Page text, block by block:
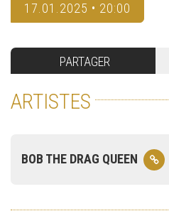
17.01.2025 • 20:00
PARTAGER
ARTISTES
BOB THE DRAG QUEEN